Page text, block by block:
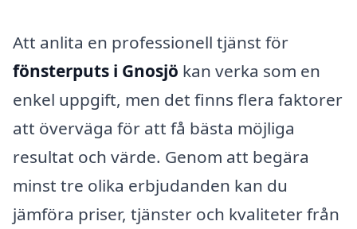
Att anlita en professionell tjänst för
fönsterputs i Gnosjö kan verka som en
enkel uppgift, men det finns flera faktorer
att överväga för att få bästa möjliga
resultat och värde. Genom att begära
minst tre olika erbjudanden kan du
jämföra priser, tjänster och kvaliteter från